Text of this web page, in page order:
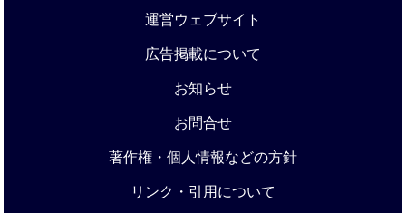
運営ウェブサイト
広告掲載について
お知らせ
お問合せ
著作権・個人情報などの方針
リンク・引用について